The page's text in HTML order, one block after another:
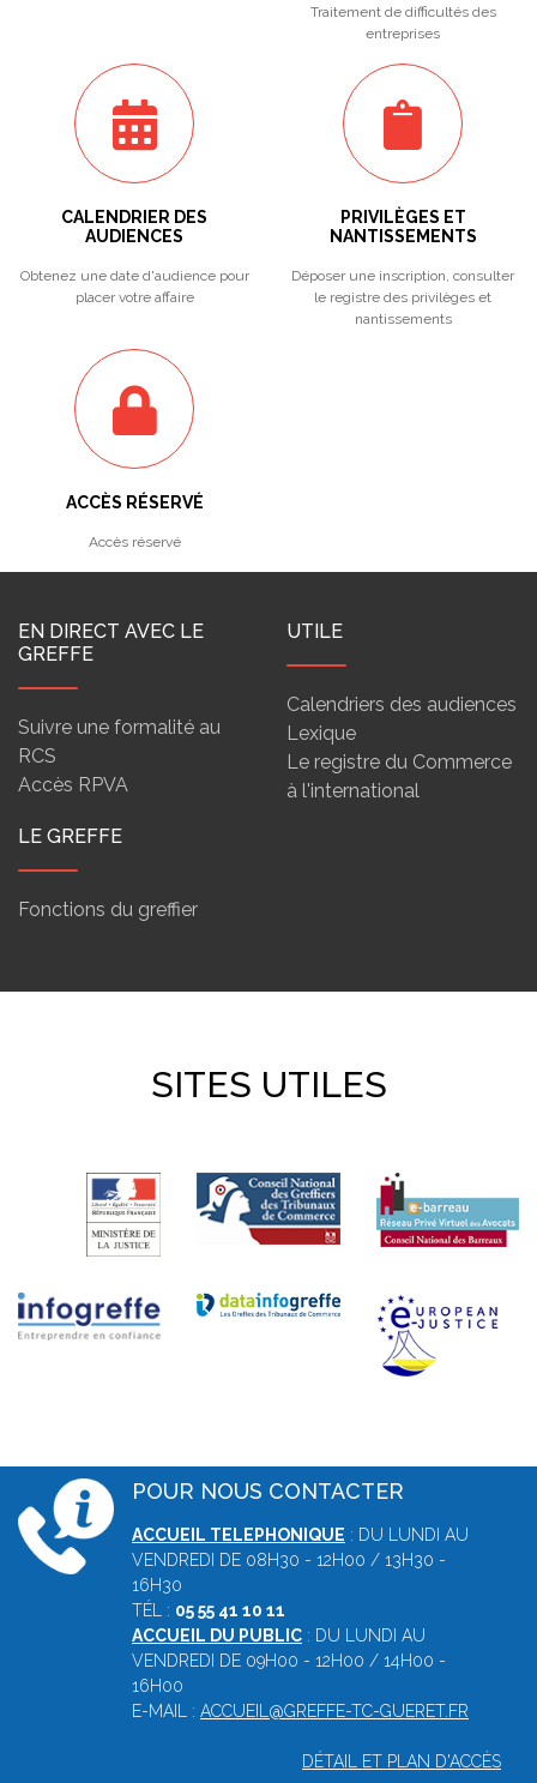
Traitement de difficultés des
entreprises
CALENDRIER DES
AUDIENCES
Obtenez une date d'audience pour
placer votre affaire
PRIVILÈGES ET
NANTISSEMENTS
Déposer une inscription, consulter
le registre des privilèges et
nantissements
ACCÈS RÉSERVÉ
Accès réservé
EN DIRECT AVEC LE
GREFFE
Suivre une formalité au
RCS
Accès RPVA
UTILE
Calendriers des audiences
Lexique
Le registre du Commerce
à l'international
LE GREFFE
Fonctions du greffier
SITES UTILES
POUR NOUS CONTACTER
ACCUEIL TELEPHONIQUE : DU LUNDI AU
VENDREDI DE 08H30 - 12H00 / 13H30 -
16H30
TÉL : 05 55 41 10 11
ACCUEIL DU PUBLIC : DU LUNDI AU
VENDREDI DE 09H00 - 12H00 / 14H00 -
16H00
E-MAIL : ACCUEIL@GREFFE-TC-GUERET.FR
DÉTAIL ET PLAN D'ACCÈS